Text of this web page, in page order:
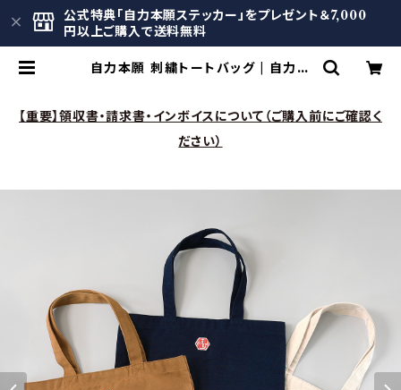
公式特典「自力本願ステッカー」をプレゼント＆7,000
円以上ご購入で送料無料
自力本願 刺繍トートバッグ | 自力本
【重要】領収書・請求書・インボイスについて（ご購入前にご確認く
ださい）